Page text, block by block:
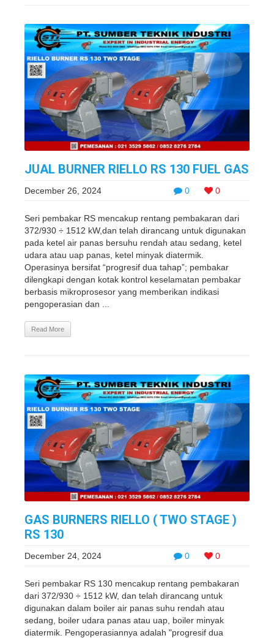
JUAL BURNER RIELLO RS 130 FUEL GAS
0 0
December 26, 2024
Seri pembakar RS mencakup rentang pembakaran dari
372/930 ÷ 1512 kW,dan telah dirancang untuk digunakan
pada ketel air panas bersuhu rendah atau sedang, ketel
udara atau uap panas, ketel minyak diatermik.
Operasinya bersifat “progresif dua tahap”; pembakar
dilengkapi dengan kotak kontrol keselamatan pembakar
berbasis mikroprosesor yang memberikan indikasi
pengoperasian dan ...
Read More
GAS BURNERS RIELLO ( TWO STAGE )
RS 130
0 0
December 24, 2024
Seri pembakar RS 130 mencakup rentang pembakaran
dari 372/930 ÷ 1512 kW, dan telah dirancang untuk
digunakan dalam boiler air panas suhu rendah atau
sedang, boiler udara panas atau uap, boiler minyak
diatermik. Pengoperasiannya adalah "progresif dua